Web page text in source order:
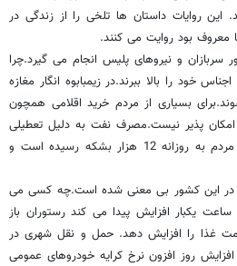
این روایات داستان ها تلخی را از زندگی در
معروف بود روایت می کنند.
سربازان و نیروهای پلیس انجام می گیرد.چرا
خود را بالا ببرند.در زیمبابوه انگار مغازه
بسیاری از مردم خرید اقلامی همچون
پذیر نیست.مصرف نفت به دلیل تعطیلی
کارخانه ها و نبود تقاضا از سوی مردم به روزانه 12 هزار بشکه رسیده است و
در این کشور بی معنی شده است.چه کسی می
تواند با قیمت گوشتی که هر 12 ساعت یکبار افزایش پیدا می کند رستوران باز
غذا را افزایش دهد. حمل و نقل شهری در
روز افزون نرخ کرایه خودروهای عمومی